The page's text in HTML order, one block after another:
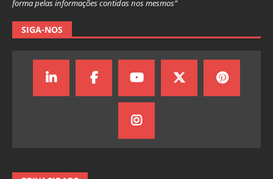
forma pelas informações contidas nos mesmos”
SIGA-NOS